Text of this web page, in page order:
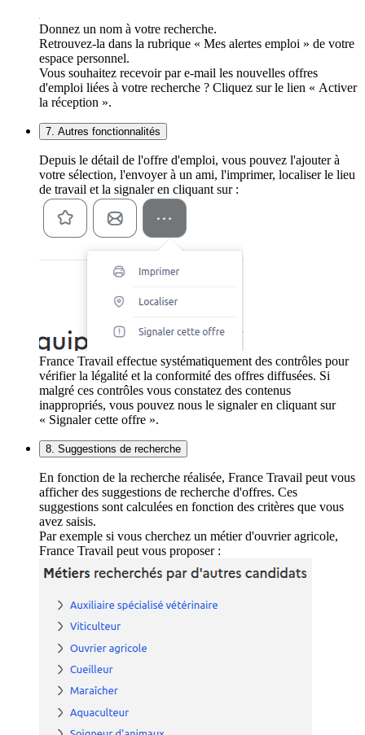
Donnez un nom à votre recherche.
Retrouvez-la dans la rubrique « Mes alertes emploi » de votre
espace personnel.
Vous souhaitez recevoir par e-mail les nouvelles offres
d'emploi liées à votre recherche ? Cliquez sur le lien « Activer
la réception ».
7. Autres fonctionnalités
Depuis le détail de l'offre d'emploi, vous pouvez l'ajouter à
votre sélection, l'envoyer à un ami, l'imprimer, localiser le lieu
de travail et la signaler en cliquant sur :
France Travail effectue systématiquement des contrôles pour
vérifier la légalité et la conformité des offres diffusées. Si
malgré ces contrôles vous constatez des contenus
inappropriés, vous pouvez nous le signaler en cliquant sur
« Signaler cette offre ».
8. Suggestions de recherche
En fonction de la recherche réalisée, France Travail peut vous
afficher des suggestions de recherche d'offres. Ces
suggestions sont calculées en fonction des critères que vous
avez saisis.
Par exemple si vous cherchez un métier d'ouvrier agricole,
France Travail peut vous proposer :